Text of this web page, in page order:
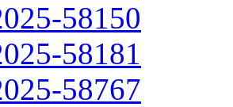
58150
58181
58767